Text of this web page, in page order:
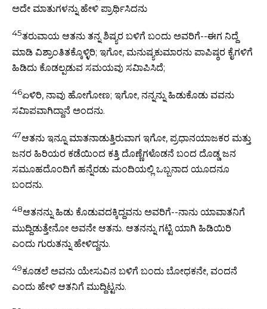
ಅದೇ ಮಾತುಗಳನ್ನು ಹೇಳಿ ಪ್ರಾರ್ಥಿಸಿದನು
45ತರುವಾಯ ಆತನು ತನ್ನ ಶಿಷ್ಯರ ಬಳಿಗೆ ಬಂದು ಅವರಿಗೆ--ಈಗ ನಿದ್ದೆ
ಮಾಡಿ ವಿಶ್ರಾಂತಿತಕ್ಕೊಳ್ಳಿರಿ; ಇಗೋ, ಮನುಷ್ಯಕುಮಾರನು ಪಾಪಿಷ್ಠರ ಕೈಗಳಿಗೆ
ಹಿಡಿದು ಕೊಡಲ್ಪಡುವ ಸಮಯವು ಸವಿಾಪಿಸಿದೆ;
46ಏಳಿರಿ, ನಾವು ಹೋಗೋಣ; ಇಗೋ, ನನ್ನನ್ನು ಹಿಡುಕೊಡು ವವನು
ಸವಿಾಪವಾಗಿದ್ದಾನೆ ಅಂದನು.
47ಆತನು ಇನ್ನೂ ಮಾತನಾಡುತ್ತಿರುವಾಗ ಇಗೋ, ಪ್ರಧಾನಯಾಜಕರ ಮತ್ತು
ಜನರ ಹಿರಿಯರ ಕಡೆಯಿಂದ ಕತ್ತಿ ದೊಣ್ಣೆಗಳೊಡನೆ ಬಂದ ದೊಡ್ಡ ಜನ
ಸಮೂಹದೊಂದಿಗೆ ಹನ್ನೆರಡು ಮಂದಿಯಲ್ಲಿ ಒಬ್ಬನಾದ ಯೂದನೂ
ಬಂದನು.
48ಆತನನ್ನು ಹಿಡು ಕೊಡುವದಕ್ಕಿದ್ದವನು ಅವರಿಗೆ--ನಾನು ಯಾವಾತನಿಗೆ
ಮುದ್ದಿಡುತ್ತೇನೋ ಅವನೇ ಆತನು. ಆತನನ್ನು ಗಟ್ಟಿ ಯಾಗಿ ಹಿಡಿಯಿರಿ
ಎಂದು ಗುರುತನ್ನು ಹೇಳಿದ್ದನು.
49ಕೂಡಲೆ ಅವನು ಯೇಸುವಿನ ಬಳಿಗೆ ಬಂದು ಬೋಧಕನೇ, ವಂದನೆ
ಎಂದು ಹೇಳಿ ಆತನಿಗೆ ಮುದ್ದಿಟ್ಟನು.